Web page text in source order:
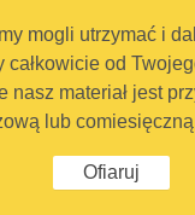
mogli utrzymać i
całkowicie od
nasz materiał jest
lub
Ofiaruj